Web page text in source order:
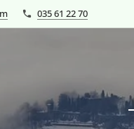
035 61 22 70